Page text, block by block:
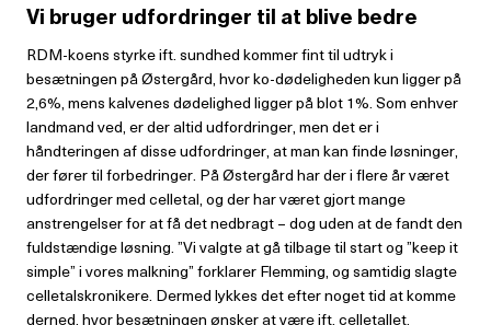
Vi bruger udfordringer til at blive bedre
RDM-koens styrke ift. sundhed kommer fint til udtryk i
besætningen på Øster­gård, hvor ko-dødeligheden kun ligger på
2,6%, mens kalvenes dødelighed lig­ger på blot 1%. Som enhver
landmand ved, er der altid udfordringer, men det er i
håndteringen af disse udfordringer, at man kan finde løsninger,
der fører til for­bedringer. På Østergård har der i flere år været
udfordringer med celletal, og der har været gjort mange
anstrengelser for at få det nedbragt – dog uden at de fandt den
fuldstændige løsning. ”Vi valgte at gå tilbage til start og ”keep it
simple” i vores malkning” forklarer Flemming, og samtidig slagte
celletalskronikere. Der­med lykkes det efter noget tid at kom­me
derned, hvor besætningen ønsker at være ift. celletallet.